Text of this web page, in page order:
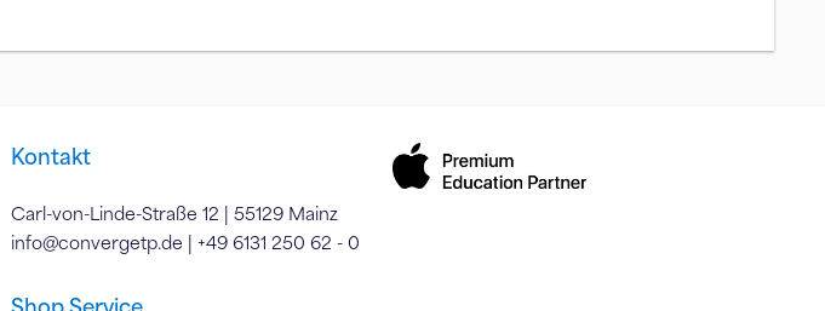
Kontakt
Carl-von-Linde-Straße 12 | 55129 Mainz
info@convergetp.de | +49 6131 250 62 - 0